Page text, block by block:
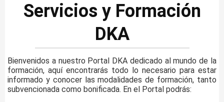
Servicios y Formación
DKA
Bienvenidos a nuestro Portal DKA dedicado al mundo de la
formación, aquí encontrarás todo lo necesario para estar
informado y conocer las modalidades de formación, tanto
subvencionada como bonificada. En el Portal podrás: